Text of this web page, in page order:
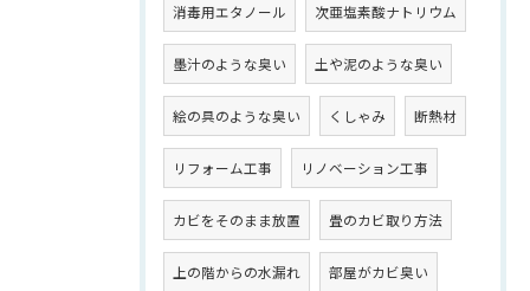
消毒用エタノール 次亜塩素酸ナトリウム
墨汁のような臭い 土や泥のような臭い
絵の具のような臭い くしゃみ 断熱材
リフォーム工事 リノベーション工事
カビをそのまま放置 畳のカビ取り方法
上の階からの水漏れ 部屋がカビ臭い